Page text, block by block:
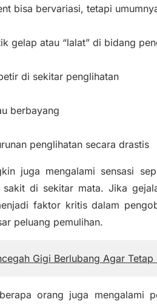
bisa bervariasi, tetapi
gelap atau “lalat” di bidang
di sekitar penglihatan
berbayang
penglihatan secara drastis
juga mengalami sensasi
di sekitar mata. Jika
faktor kritis dalam
peluang pemulihan.
Gigi Berlubang Agar Tetap
orang juga mengalami